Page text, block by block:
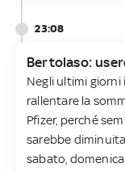
23:08
Bertolaso:
Negli ultimi
rallentare la
Pfizer, perché
sarebbe
sabato,